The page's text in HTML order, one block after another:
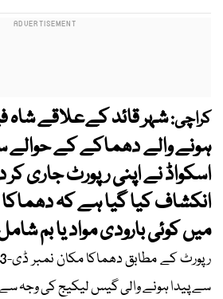
کراچی:شہر قائد کےعلاقے شاہ
ہونے والے دھماکے کے حوالے
اسکواڈ نے اپنی رپورٹ جاری
انکشاف کیا گیا ہے کہ دھماکا
میں کوئی بارودی مواد یا بم
سے پیدا ہونے والی گیس لیکیج کی وجہ سے